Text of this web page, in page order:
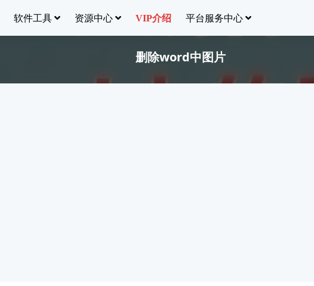
软件工具 资源中心 VIP介绍 平台服务中心
删除word中图片